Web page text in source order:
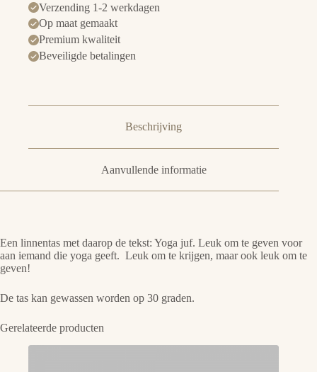
Verzending 1-2 werkdagen
Op maat gemaakt
Premium kwaliteit
Beveiligde betalingen
Beschrijving
Aanvullende informatie
Een linnentas met daarop de tekst: Yoga juf. Leuk om te geven voor
aan iemand die yoga geeft. Leuk om te krijgen, maar ook leuk om te
geven!
De tas kan gewassen worden op 30 graden.
Gerelateerde producten